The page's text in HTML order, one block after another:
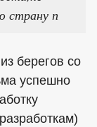
страну п
берегов со
успешно